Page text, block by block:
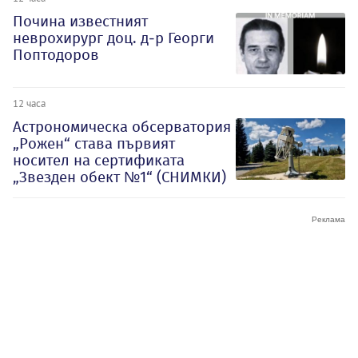
Почина известният
неврохирург доц. д-р Георги
Поптодоров
12 часа
Астрономическа обсерватория
„Рожен“ става първият
носител на сертификата
„Звезден обект №1“ (СНИМКИ)